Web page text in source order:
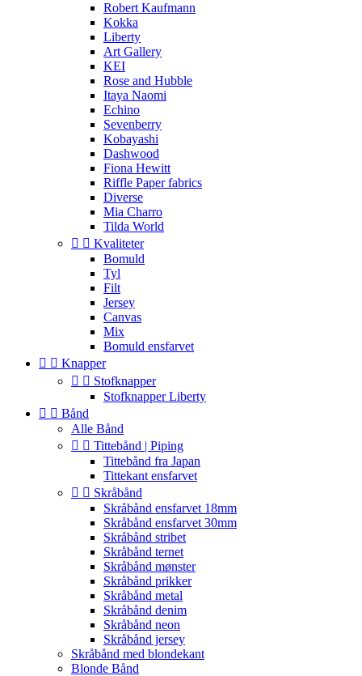
Robert Kaufmann
Kokka
Liberty
Art Gallery
KEI
Rose and Hubble
Itaya Naomi
Echino
Sevenberry
Kobayashi
Dashwood
Fiona Hewitt
Riffle Paper fabrics
Diverse
Mia Charro
Tilda World
  Kvaliteter
Bomuld
Tyl
Filt
Jersey
Canvas
Mix
Bomuld ensfarvet
  Knapper
  Stofknapper
Stofknapper Liberty
  Bånd
Alle Bånd
  Tittebånd | Piping
Tittebånd fra Japan
Tittekant ensfarvet
  Skråbånd
Skråbånd ensfarvet 18mm
Skråbånd ensfarvet 30mm
Skråbånd stribet
Skråbånd ternet
Skråbånd mønster
Skråbånd prikker
Skråbånd metal
Skråbånd denim
Skråbånd neon
Skråbånd jersey
Skråbånd med blondekant
Blonde Bånd